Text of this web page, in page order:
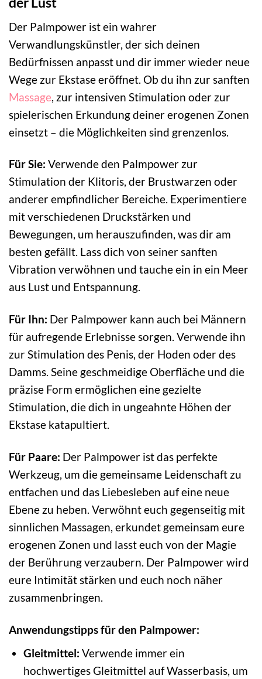
Der Palmpower ist ein wahrer
Verwandlungskünstler, der sich deinen
Bedürfnissen anpasst und dir immer wieder neue
Wege zur Ekstase eröffnet. Ob du ihn zur sanften
Massage , zur intensiven Stimulation oder zur
spielerischen Erkundung deiner erogenen Zonen
einsetzt – die Möglichkeiten sind grenzenlos.
Für Sie: Verwende den Palmpower zur
Stimulation der Klitoris, der Brustwarzen oder
anderer empfindlicher Bereiche. Experimentiere
mit verschiedenen Druckstärken und
Bewegungen, um herauszufinden, was dir am
besten gefällt. Lass dich von seiner sanften
Vibration verwöhnen und tauche ein in ein Meer
aus Lust und Entspannung.
Für Ihn: Der Palmpower kann auch bei Männern
für aufregende Erlebnisse sorgen. Verwende ihn
zur Stimulation des Penis, der Hoden oder des
Damms. Seine geschmeidige Oberfläche und die
präzise Form ermöglichen eine gezielte
Stimulation, die dich in ungeahnte Höhen der
Ekstase katapultiert.
Für Paare: Der Palmpower ist das perfekte
Werkzeug, um die gemeinsame Leidenschaft zu
entfachen und das Liebesleben auf eine neue
Ebene zu heben. Verwöhnt euch gegenseitig mit
sinnlichen Massagen, erkundet gemeinsam eure
erogenen Zonen und lasst euch von der Magie
der Berührung verzaubern. Der Palmpower wird
eure Intimität stärken und euch noch näher
zusammenbringen.
Anwendungstipps für den Palmpower:
Gleitmittel: Verwende immer ein
hochwertiges Gleitmittel auf Wasserbasis, um